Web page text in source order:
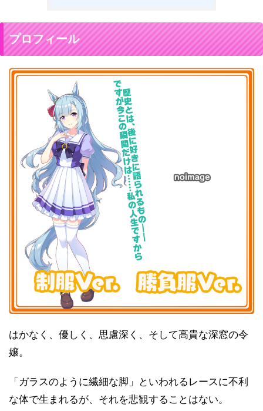
プロフィール
はかなく、優しく、思慮深く、そして高貴な深窓の令
嬢。
「ガラスのように繊細な脚」といわれるレースに不利
な体で生まれるが、それを悲観することはない。